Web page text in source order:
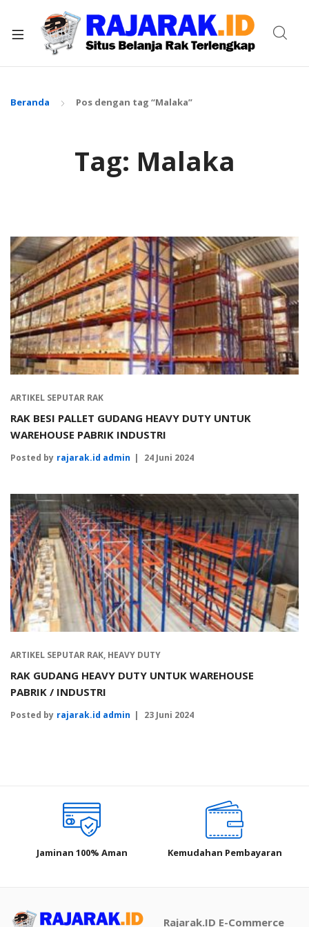
Beranda Pos dengan tag “Malaka”
Tag: Malaka
ARTIKEL SEPUTAR RAK
RAK BESI PALLET GUDANG HEAVY DUTY UNTUK
WAREHOUSE PABRIK INDUSTRI
Posted by rajarak.id admin 24 Juni 2024
ARTIKEL SEPUTAR RAK, HEAVY DUTY
RAK GUDANG HEAVY DUTY UNTUK WAREHOUSE
PABRIK / INDUSTRI
Posted by rajarak.id admin 23 Juni 2024
Jaminan 100% Aman Kemudahan Pembayaran
Rajarak.ID E-Commerce